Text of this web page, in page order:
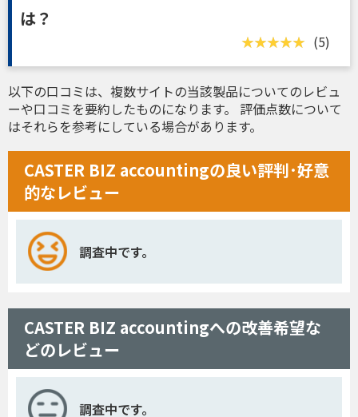
は？
(5)
以下の口コミは、複数サイトの当該製品についてのレビュ
ーや口コミを要約したものになります。 評価点数について
はそれらを参考にしている場合があります。
CASTER BIZ accountingの良い評判･好意
的なレビュー
調査中です。
CASTER BIZ accountingへの改善希望な
どのレビュー
調査中です。